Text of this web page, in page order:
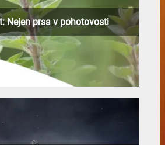
Nejen prsa v pohotovosti